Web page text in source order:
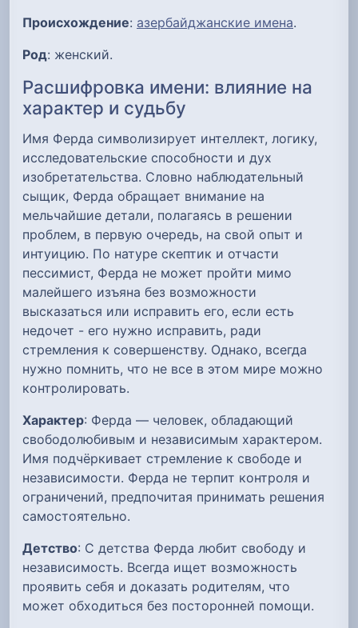
Происхождение: азербайджанские имена.
Род: женский.
Расшифровка имени: влияние на
характер и судьбу
Имя Ферда символизирует интеллект, логику,
исследовательские способности и дух
изобретательства. Словно наблюдательный
сыщик, Ферда обращает внимание на
мельчайшие детали, полагаясь в решении
проблем, в первую очередь, на свой опыт и
интуицию. По натуре скептик и отчасти
пессимист, Ферда не может пройти мимо
малейшего изъяна без возможности
высказаться или исправить его, если есть
недочет - его нужно исправить, ради
стремления к совершенству. Однако, всегда
нужно помнить, что не все в этом мире можно
контролировать.
Характер: Ферда — человек, обладающий
свободолюбивым и независимым характером.
Имя подчёркивает стремление к свободе и
независимости. Ферда не терпит контроля и
ограничений, предпочитая принимать решения
самостоятельно.
Детство: С детства Ферда любит свободу и
независимость. Всегда ищет возможность
проявить себя и доказать родителям, что
может обходиться без посторонней помощи.